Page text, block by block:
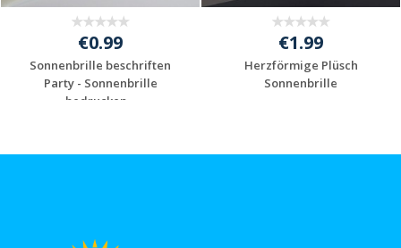
€0.99
Sonnenbrille beschriften
Party - Sonnenbrille
bedrucken...
€1.99
Herzförmige Plüsch
Sonnenbrille